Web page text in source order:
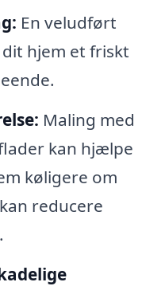
En veludført
hjem et friskt
Maling med
kan hjælpe
køligere om
reducere